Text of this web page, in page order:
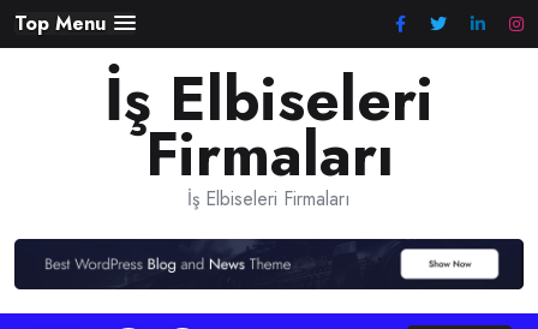
Skip
to
Top Menu
İş Elbiseleri
Firmaları
İş Elbiseleri Firmaları